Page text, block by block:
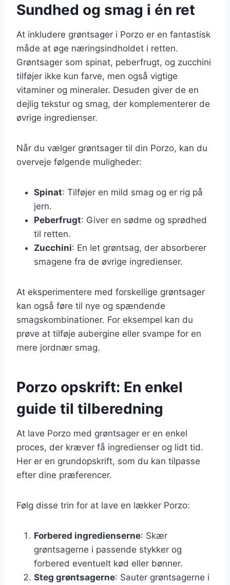
Sundhed og smag i én ret
At inkludere grøntsager i Porzo er en fantastisk
måde at øge næringsindholdet i retten.
Grøntsager som spinat, peberfrugt, og zucchini
tilføjer ikke kun farve, men også vigtige
vitaminer og mineraler. Desuden giver de en
dejlig tekstur og smag, der komplementerer de
øvrige ingredienser.
Når du vælger grøntsager til din Porzo, kan du
overveje følgende muligheder:
Spinat: Tilføjer en mild smag og er rig på
jern.
Peberfrugt: Giver en sødme og sprødhed
til retten.
Zucchini: En let grøntsag, der absorberer
smagene fra de øvrige ingredienser.
At eksperimentere med forskellige grøntsager
kan også føre til nye og spændende
smagskombinationer. For eksempel kan du
prøve at tilføje aubergine eller svampe for en
mere jordnær smag.
Porzo opskrift: En enkel
guide til tilberedning
At lave Porzo med grøntsager er en enkel
proces, der kræver få ingredienser og lidt tid.
Her er en grundopskrift, som du kan tilpasse
efter dine præferencer.
Følg disse trin for at lave en lækker Porzo:
Forbered ingredienserne: Skær
grøntsagerne i passende stykker og
forbered eventuelt kød eller bønner.
Steg grøntsagerne: Sauter grøntsagerne i